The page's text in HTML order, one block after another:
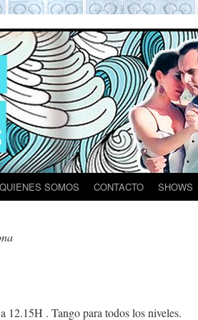
QUIENES SOMOS CONTACTO SHOWS
12.15H . Tango para todos los niveles.